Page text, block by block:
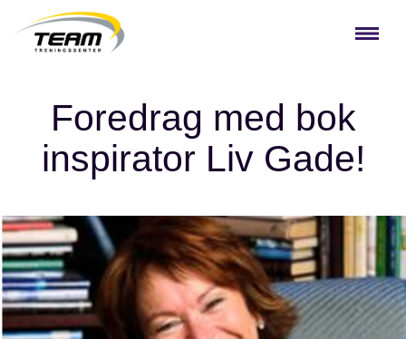
Foredrag med bok
inspirator Liv Gade!